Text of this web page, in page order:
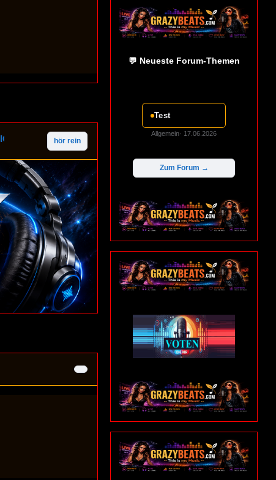
hör rein
💬 Neueste Forum-Themen
Test
Allgemein· 17.06.2026
Zum Forum →